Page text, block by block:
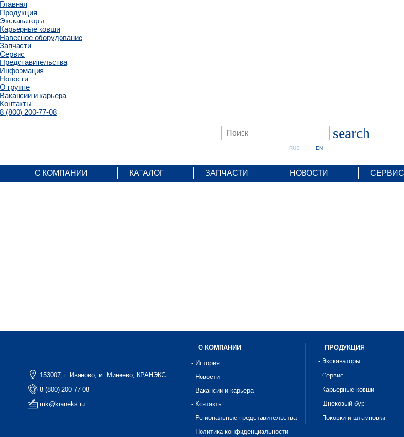
Главная
Продукция
Экскаваторы
Карьерные ковши
Навесное оборудование
Запчасти
Сервис
Представительства
Информация
Новости
О группе
Вакансии и карьера
Контакты
8 (800) 200-77-08
search
RUS EN
О КОМПАНИИ КАТАЛОГ ЗАПЧАСТИ НОВОСТИ СЕРВИС
153007, г. Иваново, м. Минеево, КРАНЭКС
8 (800) 200-77-08
mk@kraneks.ru
О КОМПАНИИ
- История
- Новости
- Вакансии и карьера
- Контакты
- Региональные представительства
- Политика конфиденциальности
ПРОДУКЦИЯ
- Экскаваторы
- Сервис
- Карьерные ковши
- Шнековый бур
- Поковки и штамповки